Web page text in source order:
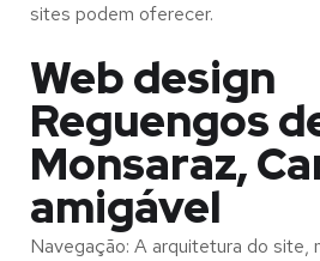
sites podem oferecer.
Web design
Reguengos
Monsaraz,
amigável
Navegação: A arquitetura do site,